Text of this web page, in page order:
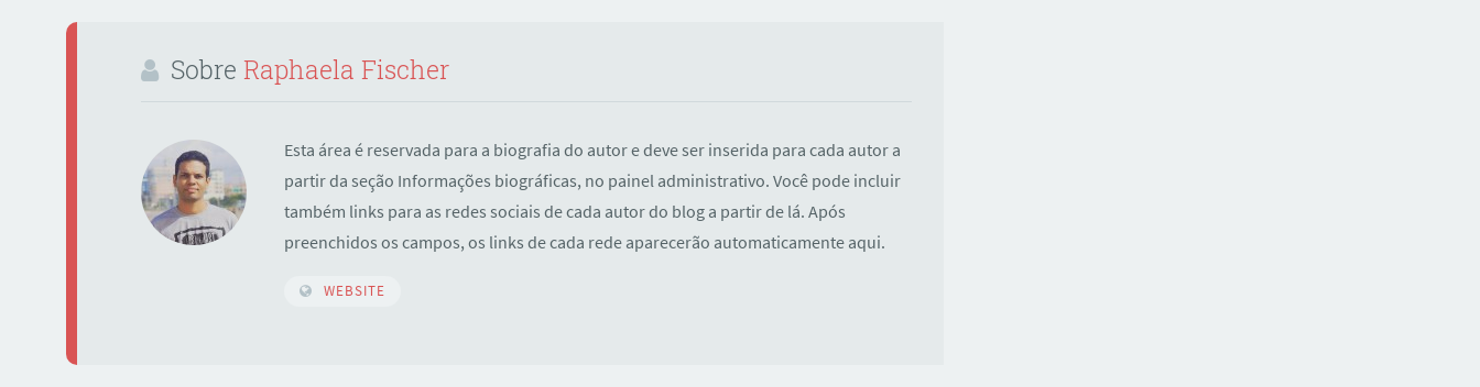
Sobre Raphaela Fischer
Esta área é reservada para a biografia do autor e deve ser inserida para cada autor a
partir da seção Informações biográficas, no painel administrativo. Você pode incluir
também links para as redes sociais de cada autor do blog a partir de lá. Após
preenchidos os campos, os links de cada rede aparecerão automaticamente aqui.
WEBSITE